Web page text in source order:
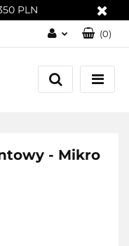
PLN
Zaloguj się
Załóż konto
(0)
- Mikro